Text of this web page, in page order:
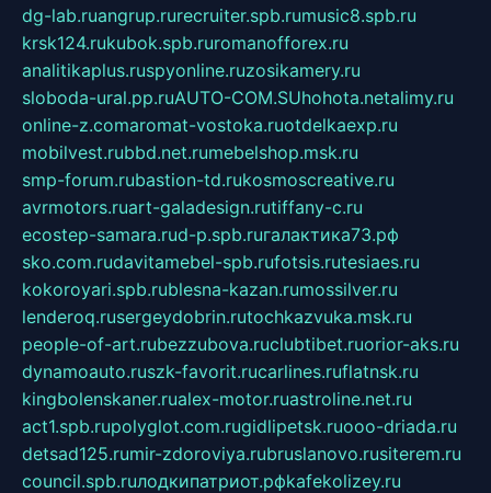
dg-lab.ruangrup.rurecruiter.spb.rumusic8.spb.ru
krsk124.rukubok.spb.ruromanofforex.ru
analitikaplus.ruspyonline.ruzosikamery.ru
sloboda-ural.pp.ruAUTO-COM.SUhohota.netalimy.ru
online-z.comaromat-vostoka.ruotdelkaexp.ru
mobilvest.rubbd.net.rumebelshop.msk.ru
smp-forum.rubastion-td.rukosmoscreative.ru
avrmotors.ruart-galadesign.rutiffany-c.ru
ecostep-samara.rud-p.spb.ruгалактика73.рф
sko.com.rudavitamebel-spb.rufotsis.rutesiaes.ru
kokoroyari.spb.rublesna-kazan.rumossilver.ru
lenderoq.rusergeydobrin.rutochkazvuka.msk.ru
people-of-art.rubezzubova.ruclubtibet.ruorior-aks.ru
dynamoauto.ruszk-favorit.rucarlines.ruflatnsk.ru
kingbolenskaner.rualex-motor.ruastroline.net.ru
act1.spb.rupolyglot.com.rugidlipetsk.ruooo-driada.ru
detsad125.rumir-zdoroviya.rubruslanovo.rusiterem.ru
council.spb.ruлодкипатриот.рфkafekolizey.ru